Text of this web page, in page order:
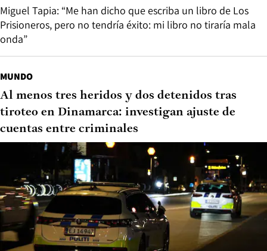
Miguel Tapia: “Me han dicho que escriba un libro de Los
Prisioneros, pero no tendría éxito: mi libro no tiraría mala
onda”
MUNDO
Al menos tres heridos y dos detenidos tras
tiroteo en Dinamarca: investigan ajuste de
cuentas entre criminales